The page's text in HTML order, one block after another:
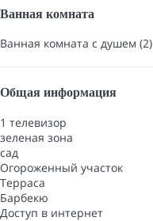
Ванная комната
Ванная комната с душем (2)
Общая информация
1 телевизор
зеленая зона
сад
Oгороженный участок
Терраса
Барбекю
Доступ в интернет